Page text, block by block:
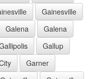
Gainesville
Galena
Galena
Gallup
Garner